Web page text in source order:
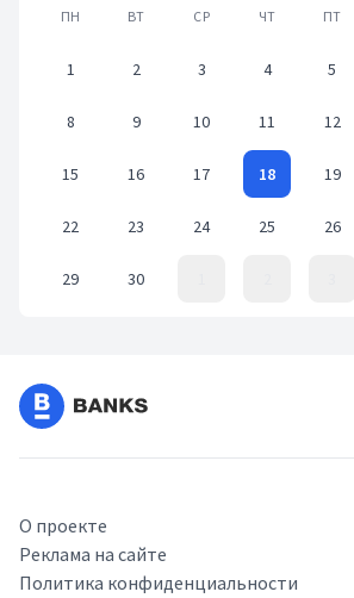
ПН ВТ СР ЧТ ПТ
1 2 3 4 5
8 9 10 11 12
15 16 17 18 19
22 23 24 25 26
29 30
О проекте
Реклама на сайте
Политика конфиденциальности